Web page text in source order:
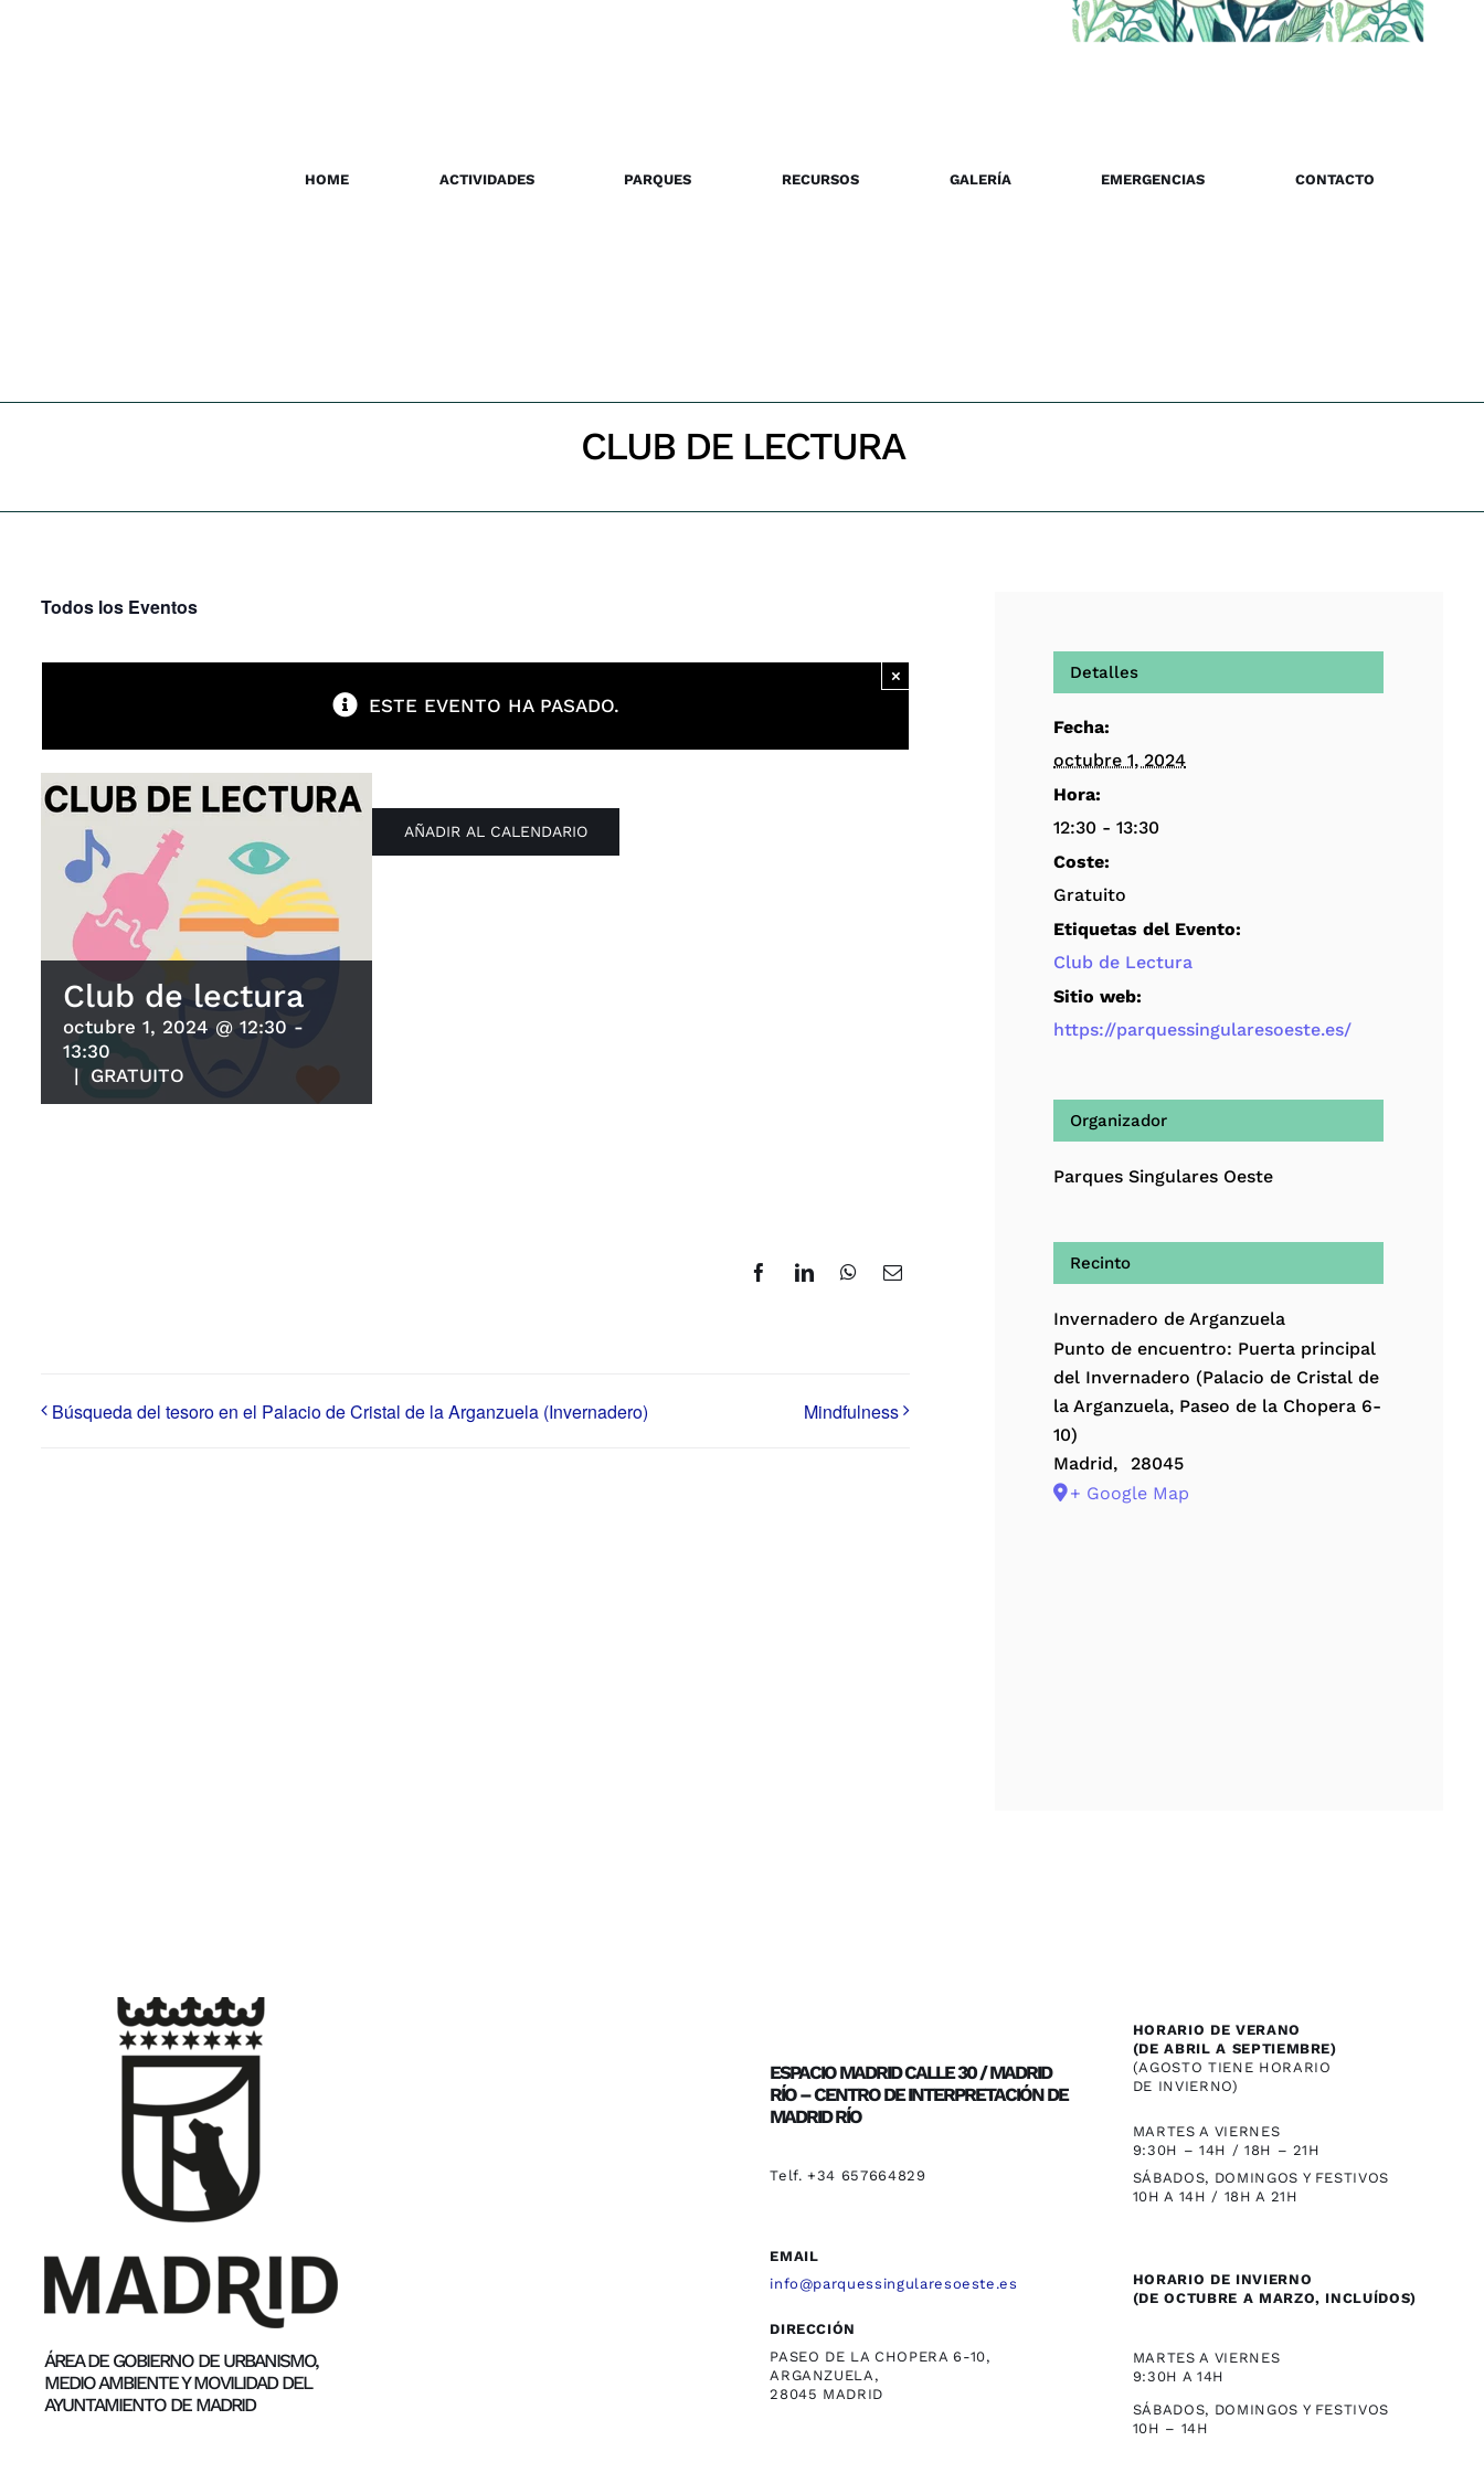
HOME ACTIVIDADES PARQUES RECURSOS GALERÍA EMERGENCIAS CONTACTO
CLUB DE LECTURA
Todos los Eventos
ESTE EVENTO HA PASADO.
×
Club de lectura
octubre 1, 2024 @ 12:30 -
13:30
|
GRATUITO
AÑADIR AL CALENDARIO
FacebookLinkedInWhatsApp
Correo
Búsqueda del tesoro en el Palacio de Cristal de la Arganzuela (Invernadero) Mindfulness
Detalles
Fecha:
octubre 1, 2024
Hora:
12:30 - 13:30
Coste:
Gratuito
Etiquetas del Evento:
Club de Lectura
Sitio web:
https://parquessingularesoeste.es/
Organizador
Parques Singulares Oeste
Recinto
Invernadero de Arganzuela
Punto de encuentro: Puerta principal
del Invernadero (Palacio de Cristal de
la Arganzuela, Paseo de la Chopera 6-
10)
Madrid,
28045
+ Google Map
ÁREA DE GOBIERNO DE URBANISMO,
MEDIO AMBIENTE Y MOVILIDAD DEL
AYUNTAMIENTO DE MADRID
ESPACIO MADRID CALLE 30 / MADRID
RÍO – CENTRO DE INTERPRETACIÓN DE
MADRID RÍO
Telf. +34 657664829
EMAIL
info@parquessingularesoeste.es
DIRECCIÓN
PASEO DE LA CHOPERA 6-10,
ARGANZUELA,
28045 MADRID
HORARIO DE VERANO
(DE ABRIL A SEPTIEMBRE)
(AGOSTO TIENE HORARIO
DE INVIERNO)
MARTES A VIERNES
9:30H – 14H / 18H – 21H
SÁBADOS, DOMINGOS Y FESTIVOS
10H A 14H / 18H A 21H
HORARIO DE INVIERNO
(DE OCTUBRE A MARZO, INCLUÍDOS)
MARTES A VIERNES
9:30H A 14H
SÁBADOS, DOMINGOS Y FESTIVOS
10H – 14H